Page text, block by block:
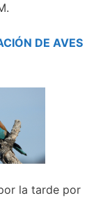
DE AVES
la tarde por